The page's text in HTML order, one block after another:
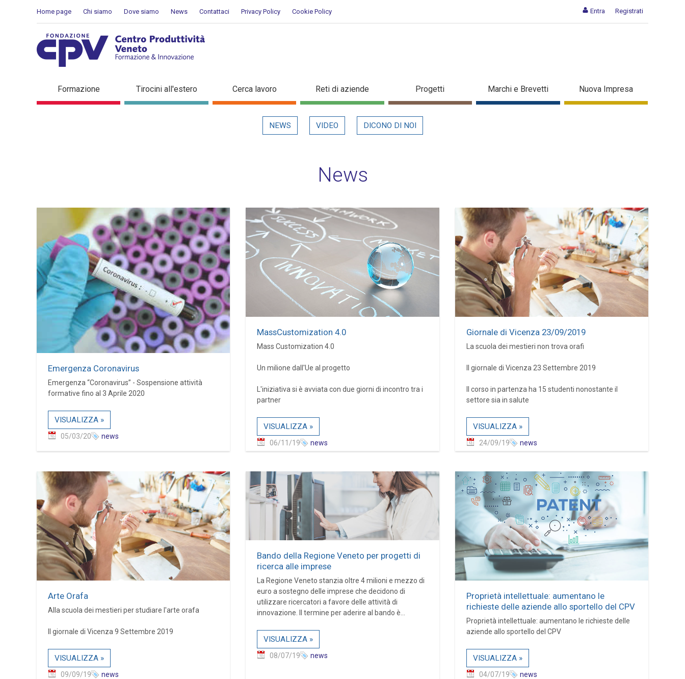
Entra Registrati
Home page Chi siamo Dove siamo News Contattaci Privacy Policy Cookie Policy
Dettaglio in evidenza
Formazione Tirocini all'estero Cerca lavoro Reti di aziende Progetti Marchi e Brevetti Nuova Impresa
NEWS VIDEO DICONO DI NOI
News
Emergenza Coronavirus
Emergenza “Coronavirus” - Sospensione attività
formative fino al 3 Aprile 2020
VISUALIZZA »
05/03/20 news
MassCustomization 4.0
Mass Customization 4.0
Un milione dall'Ue al progetto
L'iniziativa si è avviata con due giorni di incontro tra i
partner
VISUALIZZA »
06/11/19 news
Giornale di Vicenza 23/09/2019
La scuola dei mestieri non trova orafi
Il giornale di Vicenza 23 Settembre 2019
Il corso in partenza ha 15 studenti nonostante il
settore sia in salute
VISUALIZZA »
24/09/19 news
Arte Orafa
Alla scuola dei mestieri per studiare l'arte orafa
Il giornale di Vicenza 9 Settembre 2019
VISUALIZZA »
09/09/19 news
Bando della Regione Veneto per progetti di
ricerca alle imprese
La Regione Veneto stanzia oltre 4 milioni e mezzo di
euro a sostegno delle imprese che decidono di
utilizzare ricercatori a favore delle attività di
innovazione. Il termine per aderire al bando è...
VISUALIZZA »
08/07/19 news
Proprietà intellettuale: aumentano le
richieste delle aziende allo sportello del CPV
Proprietà intellettuale: aumentano le richieste delle
aziende allo sportello del CPV
VISUALIZZA »
04/07/19 news